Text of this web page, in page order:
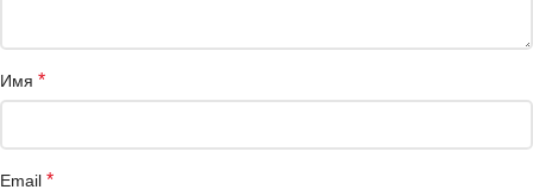
Имя *
Email *